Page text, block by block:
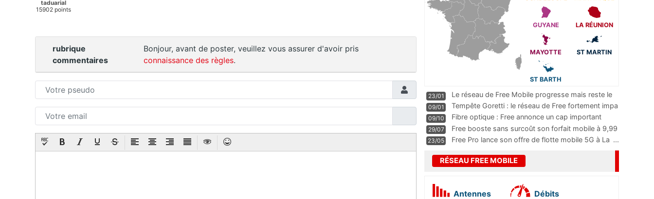
taduarial
15902 points
rubrique
commentaires
Bonjour, avant de poster, veuillez vous assurer d'avoir pris
connaissance des règles.
GUYANE LA RÉUNION
MAYOTTE ST MARTIN
ST BARTH
23/01
Le réseau de Free Mobile progresse mais reste le
m
...
09/01
Tempête Goretti : le réseau de Free fortement impa
09/10
Fibre optique : Free annonce un cap important
pass
...
29/07
Free booste sans surcoût son forfait mobile à 9,99
23/05 Free Pro lance son offre de flotte mobile 5G à La ...
RÉSEAU FREE MOBILE
Antennes Débits